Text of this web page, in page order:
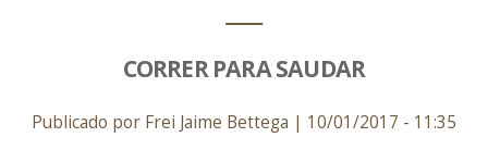
CORRER PARA SAUDAR
Publicado por Frei Jaime Bettega | 10/01/2017 - 11:35